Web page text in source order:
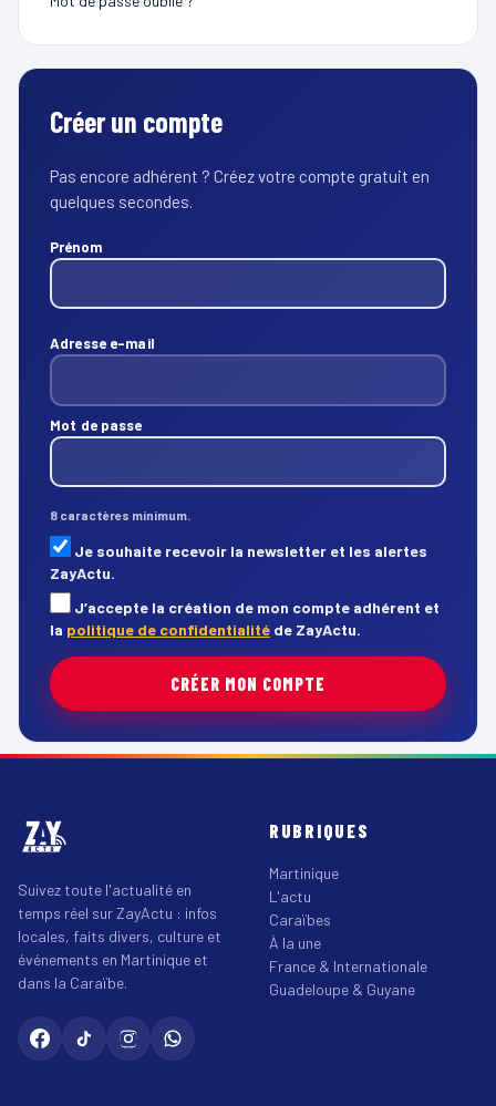
Créer un compte
Pas encore adhérent ? Créez votre compte gratuit en
quelques secondes.
Prénom
Adresse e-mail
Mot de passe
8 caractères minimum.
Je souhaite recevoir la newsletter et les alertes
ZayActu.
J’accepte la création de mon compte adhérent et
la politique de confidentialité de ZayActu.
CRÉER MON COMPTE
Suivez toute l'actualité en
temps réel sur ZayActu : infos
locales, faits divers, culture et
événements en Martinique et
dans la Caraïbe.
RUBRIQUES
Martinique
L'actu
Caraïbes
À la une
France & Internationale
Guadeloupe & Guyane